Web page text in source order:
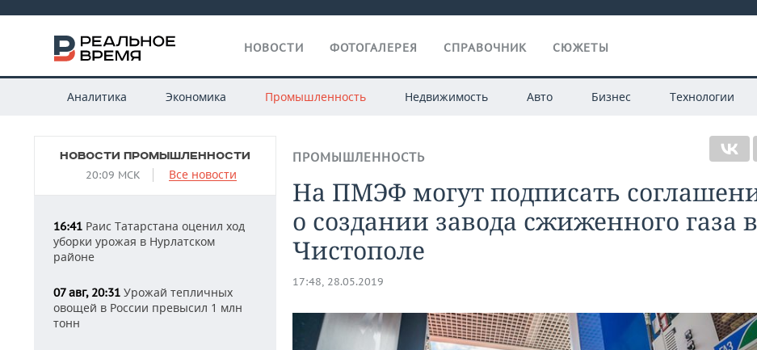
НОВОСТИ ФОТОГАЛЕРЕЯ СПРАВОЧНИК СЮЖЕТЫ
Аналитика Экономика Промышленность Недвижимость Авто Бизнес Технологии
НОВОСТИ ПРОМЫШЛЕННОСТИ
20:09 МСК Все новости
16:41 Раис Татарстана оценил ход
уборки урожая в Нурлатском
районе
07 авг, 20:31 Урожай тепличных
овощей в России превысил 1 млн
тонн
ПРОМЫШЛЕННОСТЬ
На ПМЭФ могут подписать
о создании завода сжиженного газа в
Чистополе
17:48, 28.05.2019